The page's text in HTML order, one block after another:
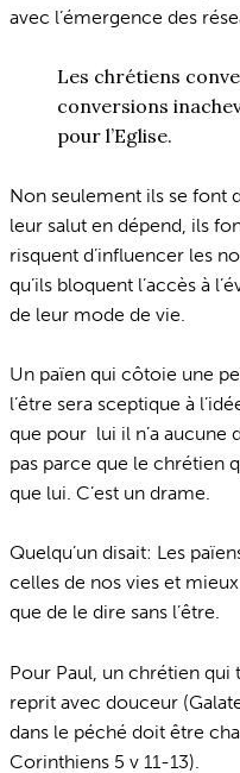
avec l’émergence des
Les chrétiens
conversions
pour l’Eglise.
Non seulement ils se font
leur salut en dépend, ils
risquent d’influencer les
qu’ils bloquent l’accès à
de leur mode de vie.
Un païen qui côtoie une
l’être sera sceptique à
que pour lui il n’a
pas parce que le chrétien
que lui. C’est un drame.
Quelqu’un disait: Les
celles de nos vies et
que de le dire sans l’être.
Pour Paul, un chrétien
reprit avec douceur
dans le péché doit être
Corinthiens 5 v 11-13).